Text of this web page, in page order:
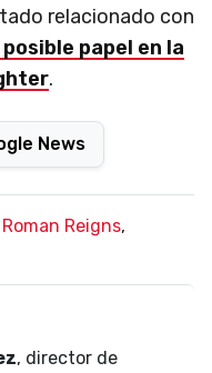
relacionado con
papel en la
.
News
Roman Reigns,
, director de